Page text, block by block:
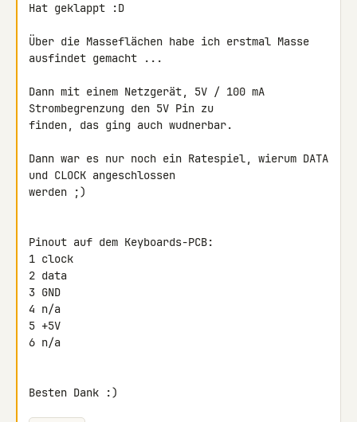
Hat geklappt :D
Über die Masseflächen habe ich erstmal Masse
ausfindet gemacht ...
Dann mit einem Netzgerät, 5V / 100 mA
Strombegrenzung den 5V Pin zu
finden, das ging auch wudnerbar.
Dann war es nur noch ein Ratespiel, wierum DATA
und CLOCK angeschlossen
werden ;)
Pinout auf dem Keyboards-PCB:
1 clock
2 data
3 GND
4 n/a
5 +5V
6 n/a
Besten Dank :)